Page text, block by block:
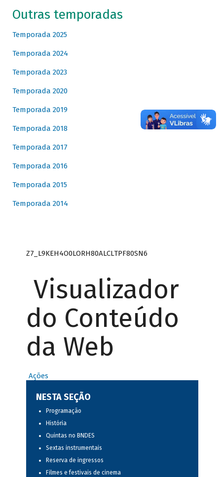
Outras temporadas
Temporada 2025
Temporada 2024
Temporada 2023
Temporada 2020
Temporada 2019
Temporada 2018
Temporada 2017
Temporada 2016
Temporada 2015
Temporada 2014
Z7_L9KEH4O0LORH80ALCLTPF80SN6
Visualizador
do Conteúdo
da Web
Ações
NESTA SEÇÃO
Programação
História
Quintas no BNDES
Sextas instrumentais
Reserva de ingressos
Filmes e festivais de cinema